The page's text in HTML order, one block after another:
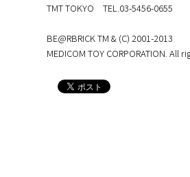
TMT TOKYO TEL.03-5456-0655
BE@RBRICK TM & (C) 2001-2013
MEDICOM TOY CORPORATION. All